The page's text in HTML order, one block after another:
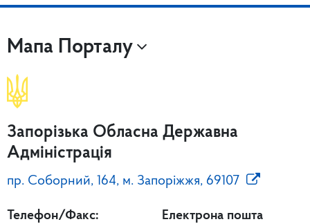
Мапа Порталу
Запорізька Обласна Державна
Адміністрація
пр. Соборний, 164, м. Запоріжжя, 69107
Телефон/Факс:
Електрона пошта